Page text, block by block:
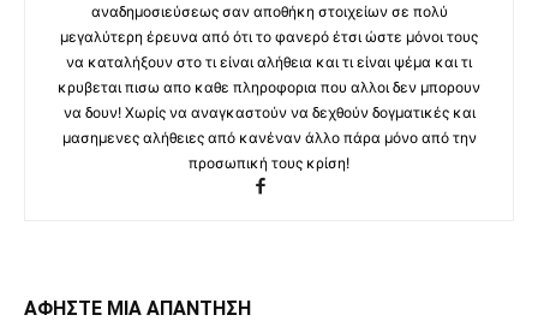
αναδημοσιεύσεως σαν αποθήκη στοιχείων σε πολύ
μεγαλύτερη έρευνα από ότι το φανερό έτσι ώστε μόνοι τους
να καταλήξουν στο τι είναι αλήθεια και τι είναι ψέμα και τι
κρυβεται πισω απο καθε πληροφορια που αλλοι δεν μπορουν
να δουν! Χωρίς να αναγκαστούν να δεχθούν δογματικές και
μασημενες αλήθειες από κανέναν άλλο πάρα μόνο από την
προσωπική τους κρίση!
ΑΦΗΣΤΕ ΜΙΑ ΑΠΑΝΤΗΣΗ